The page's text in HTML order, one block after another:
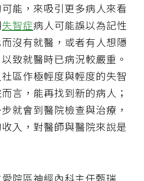
能，來吸引更多病人來看
失智症病人可能誤以為記性
沒有就醫，或者有人想隱
致就醫時已病況較嚴重。
區作極輕度與輕度的失智
言，能再找到新的病人；
就會到醫院檢查與治療，
入，對醫師與醫院來說是
院區神經內科主任甄瑞